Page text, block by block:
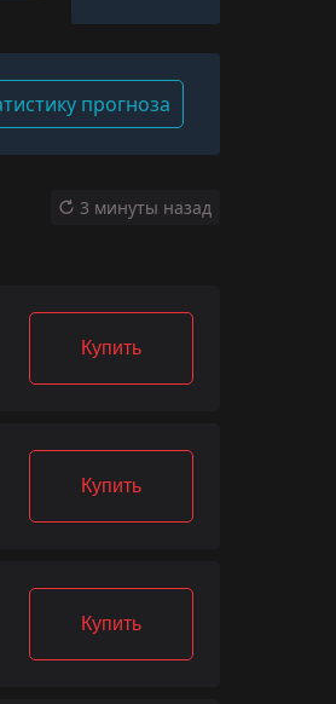
прогноза
3 минуты назад
Купить
Купить
Купить